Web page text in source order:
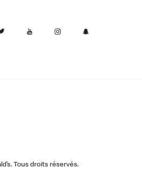
Tous droits réservés.